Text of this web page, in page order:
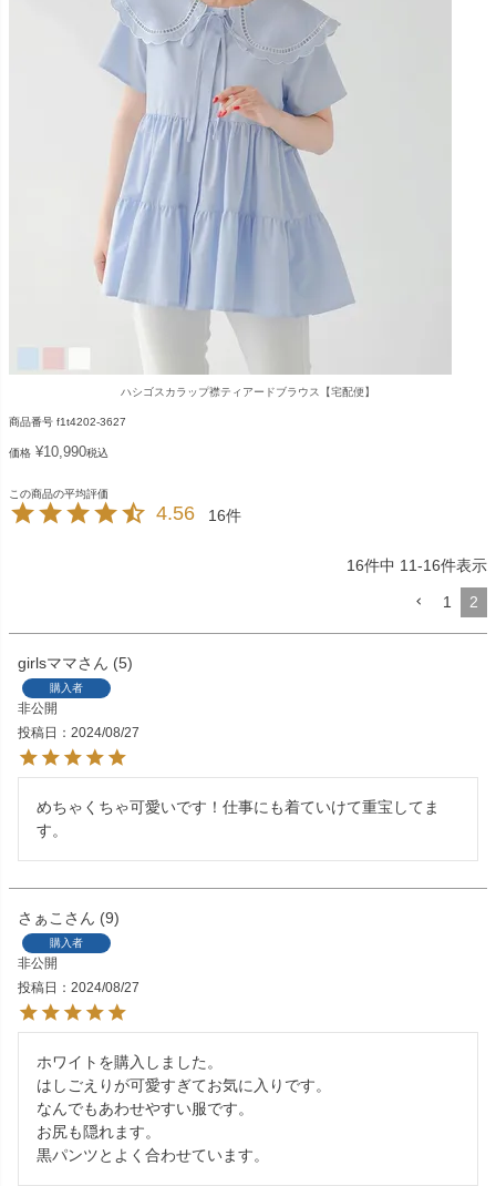
ハシゴスカラップ襟ティアードブラウス【宅配便】
商品番号 f1t4202-3627
価格 ¥10,990税込
4.56 16
16件中 11-16件表示
1 2
girlsママ 5
購入者
非公開
投稿日
2024/08/27
めちゃくちゃ可愛いです！仕事にも着ていけて重宝してま
す。
さぁこ 9
購入者
非公開
投稿日
2024/08/27
ホワイトを購入しました。
はしごえりが可愛すぎてお気に入りです。
なんでもあわせやすい服です。
お尻も隠れます。
黒パンツとよく合わせています。